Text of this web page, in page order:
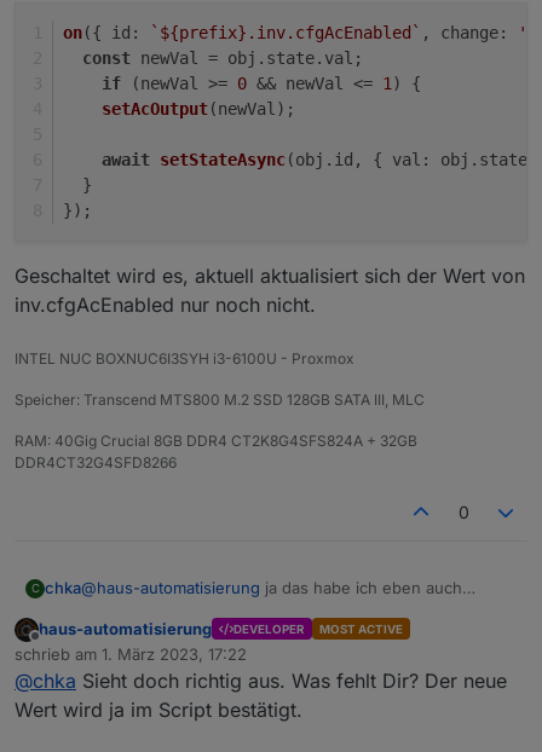
on({ id : ` ${prefix} .inv.cfgAcEnabled` , change:
const newVal = obj. state. val ;
if (newVal >= 0 && newVal <= 1 ) {
setAcOutput(newVal);
await setStateAsync(obj. id , { val : obj. state
  }
});
Geschaltet wird es, aktuell aktualisiert sich der Wert von
inv.cfgAcEnabled nur noch nicht.
INTEL NUC BOXNUC6I3SYH i3-6100U - Proxmox
Speicher: Transcend MTS800 M.2 SSD 128GB SATA III, MLC
RAM: 40Gig Crucial 8GB DDR4 CT2K8G4SFS824A + 32GB
DDR4CT32G4SFD8266
0
C chka@haus-automatisierung ja das habe ich eben auch
auf dem schlauch
Bin aktuell ein Stück weiter; habe noch inv.cfgAcEnabled
zu den changeableStates hinzugefügt
const changeableStates = [
  'mppt.cfgChgWatts',
  'mppt.chgPauseFlag',
des Weiteren in Zeile 81 noch folgendes hinzugefügt:
Offline
haus-automatisierung DEVELOPER MOST ACTIVE
schrieb am 1. März 2023, 17:22
zuletzt editiert von
@chka Sieht doch richtig aus. Was fehlt Dir? Der neue
Wert wird ja im Script bestätigt.